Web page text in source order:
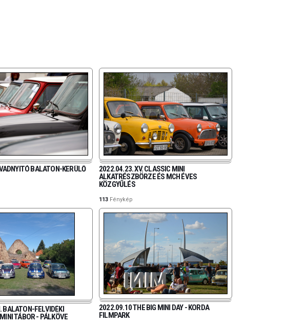
BALATON-KERÜLŐ
2022.04.23. XV. CLASSIC MINI
ALKATRÉSZBÖRZE ÉS MCH ÉVES
KÖZGYŰLÉS
113 Fénykép
FELVIDÉKI
TÁBOR - PÁLKÖVE
2022.09.10 THE BIG MINI DAY - KORDA
FILMPARK